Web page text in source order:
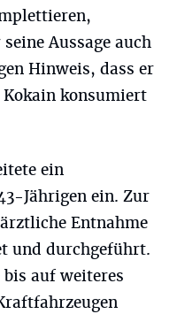
Aussage auch
Hinweis, dass er
konsumiert
ein
Jährigen ein. Zur
Entnahme
und durchgeführt.
auf weiteres